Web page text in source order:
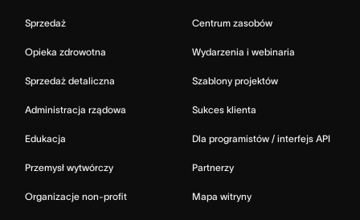
Sprzedaż
Opieka zdrowotna
Sprzedaż detaliczna
Administracja rządowa
Edukacja
Przemysł wytwórczy
Organizacje non-profit
Centrum zasobów
Wydarzenia i webinaria
Szablony projektów
Sukces klienta
Dla programistów / interfejs API
Partnerzy
Mapa witryny